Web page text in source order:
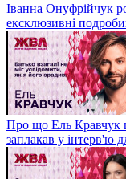
Іванна Онуфрійчук
ексклюзивні
Про що Ель Кравчук
заплакав у інтерв'ю